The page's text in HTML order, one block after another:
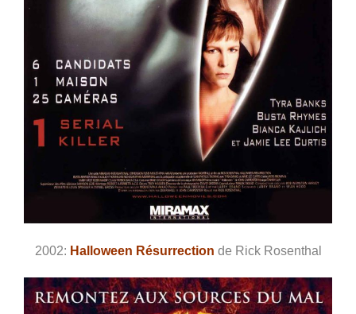
2002: Halloween Résurrection de Rick Rosenthal